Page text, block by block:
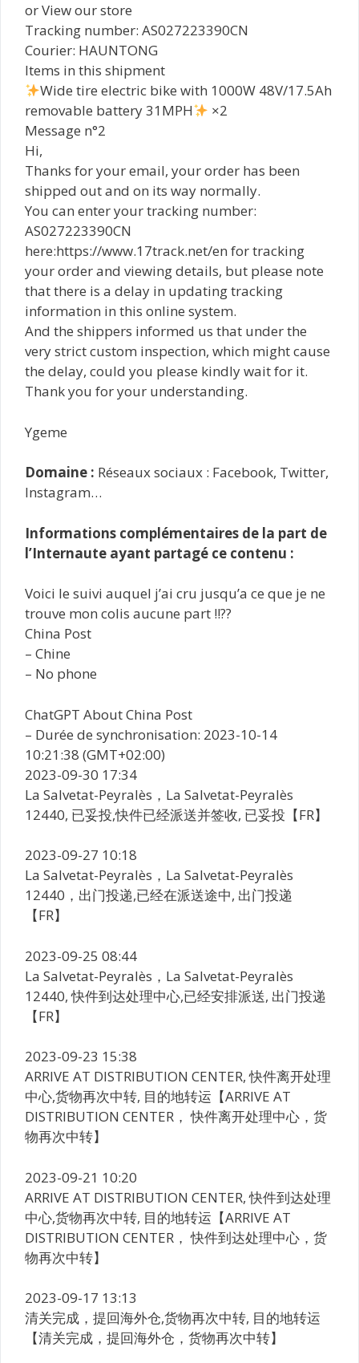
or View our store
Tracking number: AS027223390CN
Courier: HAUNTONG
Items in this shipment
Wide tire electric bike with 1000W 48V/17.5Ah
removable battery 31MPH
×2
Message n°2
Hi,
Thanks for your email, your order has been
shipped out and on its way normally.
You can enter your tracking number:
AS027223390CN
here:https://www.17track.net/en for tracking
your order and viewing details, but please note
that there is a delay in updating tracking
information in this online system.
And the shippers informed us that under the
very strict custom inspection, which might cause
the delay, could you please kindly wait for it.
Thank you for your understanding.
Ygeme
Domaine : Réseaux sociaux : Facebook, Twitter,
Instagram…
Informations complémentaires de la part de
l’Internaute ayant partagé ce contenu :
Voici le suivi auquel j’ai cru jusqu’a ce que je ne
trouve mon colis aucune part !!??
China Post
– Chine
– No phone
ChatGPT About China Post
– Durée de synchronisation: 2023-10-14
10:21:38 (GMT+02:00)
2023-09-30 17:34
La Salvetat-Peyralès，La Salvetat-Peyralès
12440, 已妥投,快件已经派送并签收, 已妥投【FR】
2023-09-27 10:18
La Salvetat-Peyralès，La Salvetat-Peyralès
12440，出门投递,已经在派送途中, 出门投递
【FR】
2023-09-25 08:44
La Salvetat-Peyralès，La Salvetat-Peyralès
12440, 快件到达处理中心,已经安排派送, 出门投递
【FR】
2023-09-23 15:38
ARRIVE AT DISTRIBUTION CENTER, 快件离开处理
中心,货物再次中转, 目的地转运【ARRIVE AT
DISTRIBUTION CENTER， 快件离开处理中心，货
物再次中转】
2023-09-21 10:20
ARRIVE AT DISTRIBUTION CENTER, 快件到达处理
中心,货物再次中转, 目的地转运【ARRIVE AT
DISTRIBUTION CENTER， 快件到达处理中心，货
物再次中转】
2023-09-17 13:13
清关完成，提回海外仓,货物再次中转, 目的地转运
【清关完成，提回海外仓，货物再次中转】